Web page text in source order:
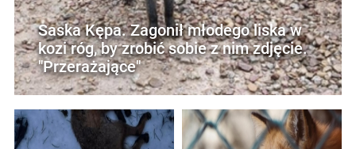
Saska Kępa. Zagonił młodego liska w
kozi róg, by zrobić sobie z nim zdjęcie.
"Przerażające"